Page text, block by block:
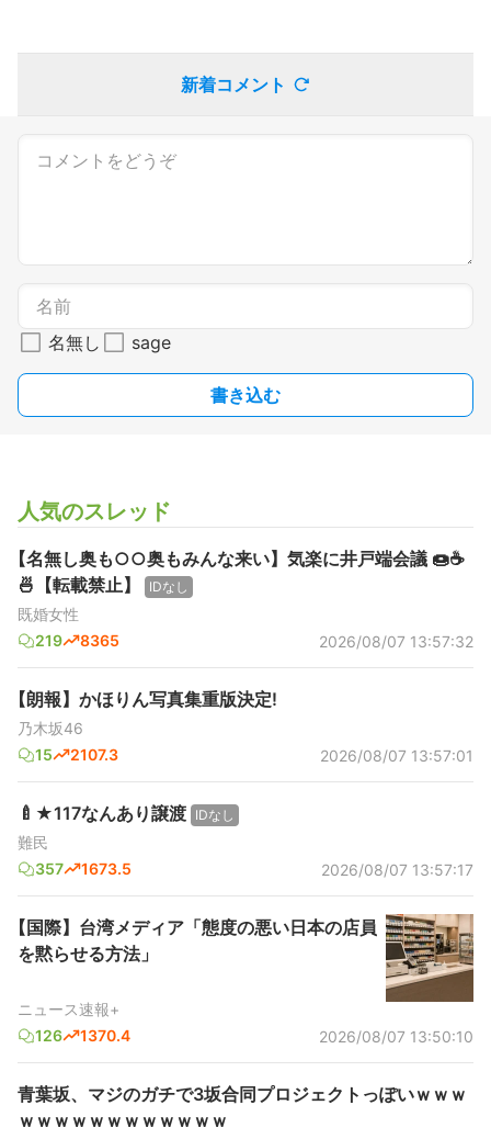
新着コメント
名無し sage
書き込む
人気のスレッド
【名無し奥も○○奥もみんな来い】気楽に井戸端会議 🍩☕️
🍜【転載禁止】
IDなし
既婚女性
219
8365 2026/08/07 13:57:32
【朗報】かほりん写真集重版決定!
乃木坂46
15
2107.3 2026/08/07 13:57:01
🍼★117なんあり譲渡 IDなし
難民
357
1673.5 2026/08/07 13:57:17
【国際】台湾メディア「態度の悪い日本の店員
を黙らせる方法」
ニュース速報+
126
1370.4 2026/08/07 13:50:10
青葉坂、マジのガチで3坂合同プロジェクトっぽいｗｗｗ
ｗｗｗｗｗｗｗｗｗｗｗｗ